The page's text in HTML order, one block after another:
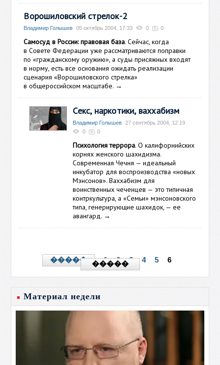
Ворошиловский стрелок-2
Владимир Голышев 05 октябрь 2004, 17:33 0 0
Самосуд в России: правовая база. Сейчас, когда
в Совете Федерации уже рассматриваются поправки
по «гражданскому оружию», а суды присяжных входят
в норму, есть все основания ожидать реализации
сценария «Ворошиловского стрелка»
в общероссийском масштабе. →
Секс, наркотики, ваххабизм
Владимир Голышев
27 сентябрь 2004, 12:19
0
0
Психология террора. О калифорнийских
корнях женского шахидизма.
Современная Чечня — идеальный
инкубатор для воспроизводства «новых
Мэнсонов». Ваххабизм для
воинственных чеченцев — это типичная
контркультура, а «Семьи» мэнсоновского
типа, генерирующие шахидок, — ее
авангард. →
����� 1 2 3 4 5 6
�����
Материал недели